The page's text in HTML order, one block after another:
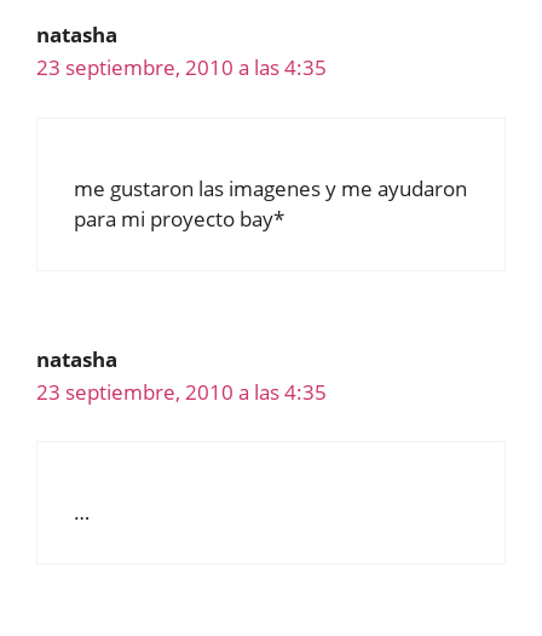
natasha
23 septiembre, 2010 a las 4:35
me gustaron las imagenes y me ayudaron
para mi proyecto bay*
natasha
23 septiembre, 2010 a las 4:35
…